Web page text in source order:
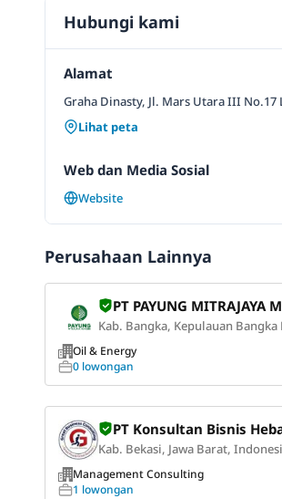
Hubungi kami
Alamat
Graha Dinasty, Jl. Mars Utara III No.17
Lihat peta
Web dan Media Sosial
Website
Perusahaan Lainnya
PT PAYUNG MITRAJAYA
Kab. Bangka, Kepulauan
Oil & Energy
0 lowongan
PT Konsultan Bisnis
Kab. Bekasi, Jawa Barat,
Management Consulting
1 lowongan